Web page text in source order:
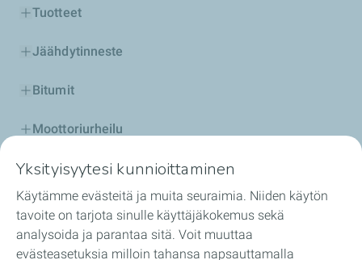
Tuotteet
Jäähdytinneste
Bitumit
Moottoriurheilu
Ryhdy TotalEnergies-jakelijaksi
Palvelut
Tilaa verkossa
Yksityisyytesi kunnioittaminen
Käytämme evästeitä ja muita seuraimia. Niiden käytön
tavoite on tarjota sinulle käyttäjäkokemus sekä
analysoida ja parantaa sitä. Voit muuttaa
evästeasetuksia milloin tahansa napsauttamalla